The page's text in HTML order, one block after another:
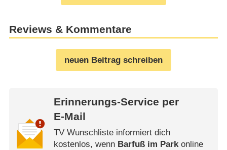
Reviews & Kommentare
neuen Beitrag schreiben
Erinnerungs-Service per
E-Mail
TV Wunschliste informiert dich
kostenlos, wenn Barfuß im Parkonline